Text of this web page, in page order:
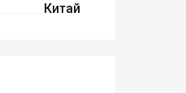
Китай